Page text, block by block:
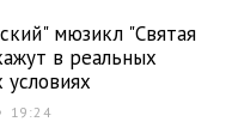
мюзикл "Святая
в реальных
условиях
19:24